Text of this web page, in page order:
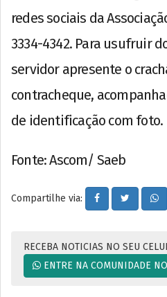
redes sociais da
3334-4342. Para usufruir
servidor apresente o
contracheque,
de identificação com foto.
Fonte: Ascom/ Saeb
Compartilhe via:
RECEBA NOTICIAS NO SEU
ENTRE NA COMUNIDADE